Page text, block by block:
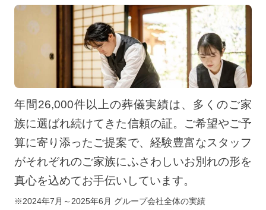
年間26,000件以上の葬儀実績は、多くのご家
族に選ばれ続けてきた信頼の証。ご希望やご予
算に寄り添ったご提案で、経験豊富なスタッフ
がそれぞれのご家族にふさわしいお別れの形を
真心を込めてお手伝いしています。
※2024年7月～2025年6月 グループ会社全体の実績